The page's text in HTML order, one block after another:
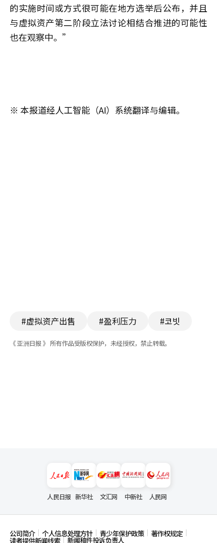
的实施时间或方式很可能在地方选举后公布，并且
与虚拟资产第二阶段立法讨论相结合推进的可能性
也在观察中。”
※ 本报道经人工智能（AI）系统翻译与编辑。
#虚拟资产出售 #盈利压力 #코빗
《 亚洲日报 》 所有作品受版权保护，未经授权，禁止转载。
人民日报 新华社 文汇网 中新社 人民网
公司简介 个人信息处理方针 青少年保护政策 著作权规定
读者提供新闻线索 新闻稿件投诉负责人